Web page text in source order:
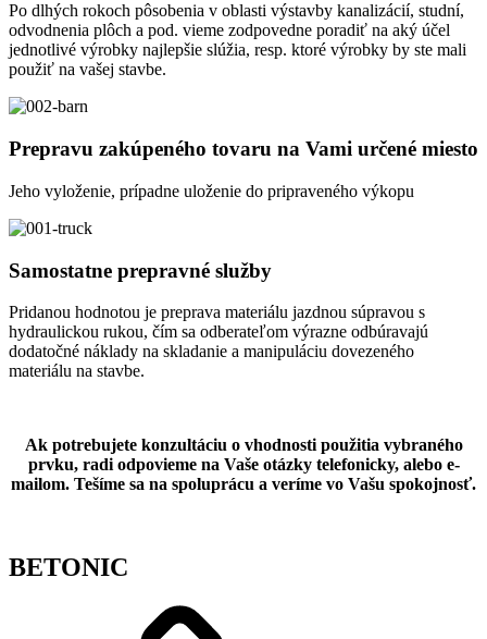
Po dlhých rokoch pôsobenia v oblasti výstavby kanalizácií, studní,
odvodnenia plôch a pod. vieme zodpovedne poradiť na aký účel
jednotlivé výrobky najlepšie slúžia, resp. ktoré výrobky by ste mali
použiť na vašej stavbe.
Prepravu zakúpeného tovaru na Vami určené miesto
Jeho vyloženie, prípadne uloženie do pripraveného výkopu
Samostatne prepravné služby
Pridanou hodnotou je preprava materiálu jazdnou súpravou s
hydraulickou rukou, čím sa odberateľom výrazne odbúravajú
dodatočné náklady na skladanie a manipuláciu dovezeného
materiálu na stavbe.
Ak potrebujete konzultáciu o vhodnosti použitia vybraného
prvku, radi odpovieme na Vaše otázky telefonicky, alebo e-
mailom. Tešíme sa na spoluprácu a veríme vo Vašu spokojnosť.
BETONIC